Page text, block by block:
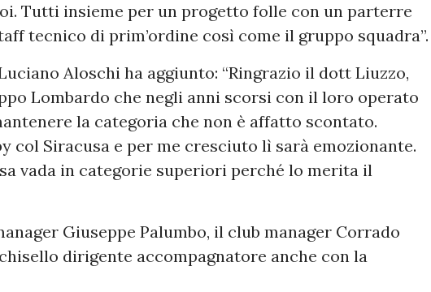
Tutti insieme per un progetto folle con un parterre
tecnico di prim’ordine così come il gruppo squadra”.
Aloschi ha aggiunto: “Ringrazio il dott Liuzzo,
Lombardo che negli anni scorsi con il loro operato
la categoria che non è affatto scontato.
col Siracusa e per me cresciuto lì sarà emozionante.
vada in categorie superiori perché lo merita il
Giuseppe Palumbo, il club manager Corrado
dirigente accompagnatore anche con la